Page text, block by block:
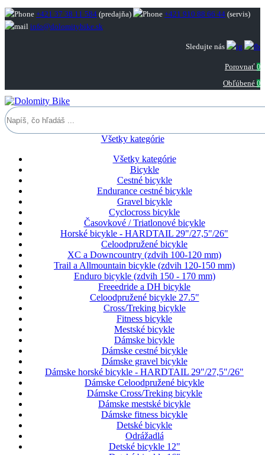
+421 37 38 11 584 (predajňa) +421 910 88 66 44 (servis)
info@dolomitybike.sk
Sledujte nás
Porovnať 0
Obľúbené 0
Všetky kategórie
Všetky kategórie
Bicykle
Cestné bicykle
Endurance cestné bicykle
Gravel bicykle
Cyclocross bicykle
Časovkové / Triatlonové bicykle
Horské bicykle - HARDTAIL 29"/27,5"/26"
Celoodpružené bicykle
XC a Downcountry (zdvih 100-120 mm)
Trail a Allmountain bicykle (zdvih 120-150 mm)
Enduro bicykle (zdvih 150 - 170 mm)
Freeedride a DH bicykle
Celoodpružené bicykle 27.5"
Cross/Treking bicykle
Fitness bicykle
Mestské bicykle
Dámske bicykle
Dámske cestné bicykle
Dámske gravel bicykle
Dámske horské bicykle - HARDTAIL 29"/27,5"/26"
Dámske Celoodpružené bicykle
Dámske Cross/Treking bicykle
Dámske mestské bicykle
Dámske fitness bicykle
Detské bicykle
Odrážadlá
Detské bicykle 12"